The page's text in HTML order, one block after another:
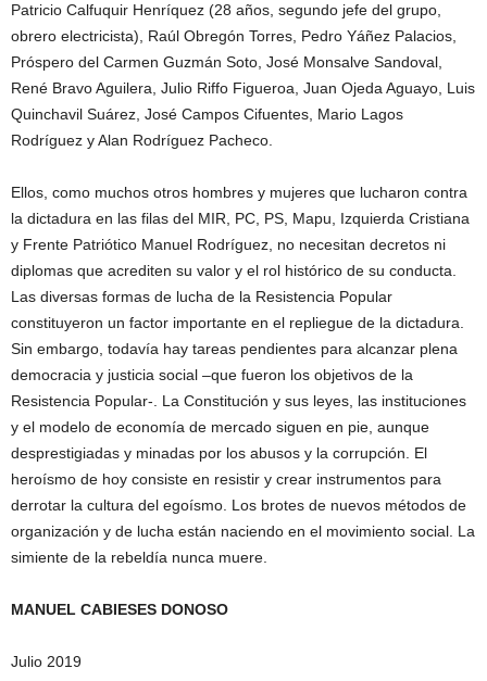
Patricio Calfuquir Henríquez (28 años, segundo jefe del grupo,
obrero electricista), Raúl Obregón Torres, Pedro Yáñez Palacios,
Próspero del Carmen Guzmán Soto, José Monsalve Sandoval,
René Bravo Aguilera, Julio Riffo Figueroa, Juan Ojeda Aguayo, Luis
Quinchavil Suárez, José Campos Cifuentes, Mario Lagos
Rodríguez y Alan Rodríguez Pacheco.
Ellos, como muchos otros hombres y mujeres que lucharon contra
la dictadura en las filas del MIR, PC, PS, Mapu, Izquierda Cristiana
y Frente Patriótico Manuel Rodríguez, no necesitan decretos ni
diplomas que acrediten su valor y el rol histórico de su conducta.
Las diversas formas de lucha de la Resistencia Popular
constituyeron un factor importante en el repliegue de la dictadura.
Sin embargo, todavía hay tareas pendientes para alcanzar plena
democracia y justicia social –que fueron los objetivos de la
Resistencia Popular-. La Constitución y sus leyes, las instituciones
y el modelo de economía de mercado siguen en pie, aunque
desprestigiadas y minadas por los abusos y la corrupción. El
heroísmo de hoy consiste en resistir y crear instrumentos para
derrotar la cultura del egoísmo. Los brotes de nuevos métodos de
organización y de lucha están naciendo en el movimiento social. La
simiente de la rebeldía nunca muere.
MANUEL CABIESES DONOSO
Julio 2019